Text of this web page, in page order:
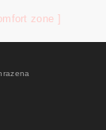
zone ]